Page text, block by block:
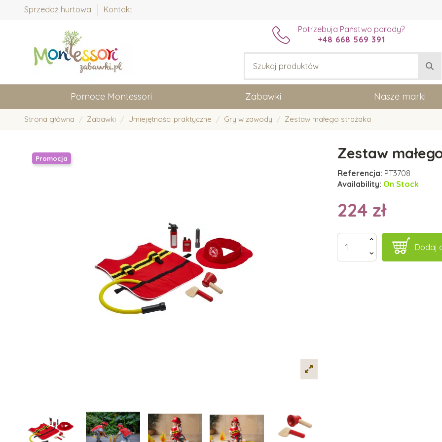
Sprzedaż hurtowa Kontakt
Potrzebuja Państwo porady?
+48 668 569 391
Pomoce Montessori Zabawki Nasze marki
Strona główna Zabawki Umiejętności praktyczne Gry w zawody Zestaw małego strażaka
Promocja Zestaw
Referencja: PT3708
Availability: On Stock
224 zł
Dodaj